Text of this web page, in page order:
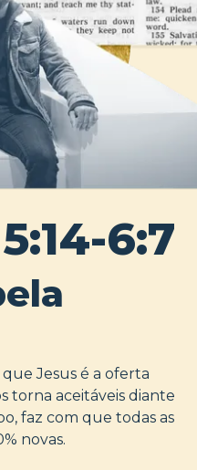
6:7
que Jesus é a oferta
torna aceitáveis diante
faz com que todas as
novas.